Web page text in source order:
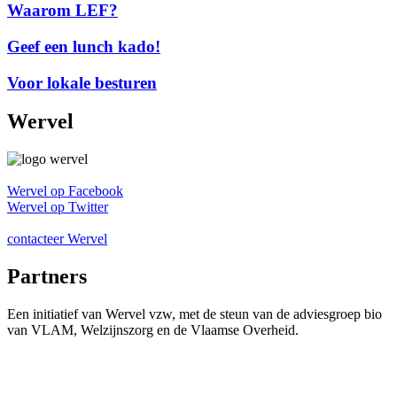
Waarom LEF?
Geef een lunch kado!
Voor lokale besturen
Wervel
Wervel op Facebook
Wervel op Twitter
contacteer Wervel
Partners
Een initiatief van Wervel vzw, met de steun van de adviesgroep bio
van VLAM, Welzijnszorg en de Vlaamse Overheid.